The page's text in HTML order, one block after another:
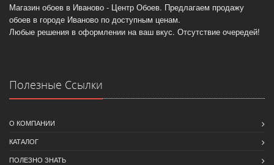
Магазин обоев в Иваново - Центр Обоев. Предлагаем продажу
обоев в городе Иваново по доступным ценам.
Любые решения в оформлении на ваш вкус. Отсутствие очередей!
Полезные Ссылки
О КОМПАНИИ
КАТАЛОГ
ПОЛЕЗНО ЗНАТЬ